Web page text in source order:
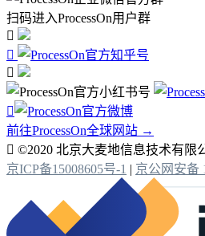
扫码进入ProcessOn用户群




前往ProcessOn全球网站 →
 ©2020 北京大麦地信息技术有限
京ICP备15008605号-1 | 京公网安备